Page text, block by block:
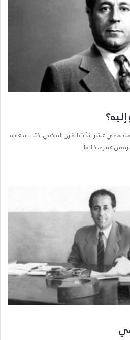
ملحمفي عشرينيّات القرن الماضي، كتب سعاده
من عمره، كلاماً…